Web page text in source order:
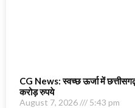
CG News: स्वच्छ ऊर्जा में
करोड़ रुपये
August 7, 2026 5:43 pm